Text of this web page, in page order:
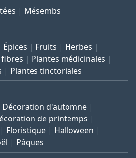
Mésembs
Épices Fruits
Herbes
fibres
Plantes médicinales
Plantes tinctoriales
Décoration d'automne
de printemps
Floristique
Halloween
Pâques